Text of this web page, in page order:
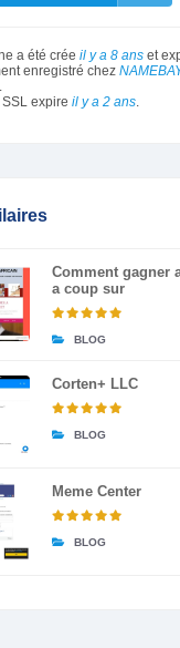
a été crée il y a 8 ans et
enregistré chez
.
expire il y a 2 ans.
Comment gagner
a coup sur
BLOG
Corten+ LLC
BLOG
Meme Center
BLOG